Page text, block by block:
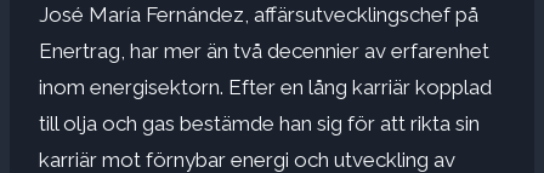
José María Fernández, affärsutvecklingschef på
Enertrag, har mer än två decennier av erfarenhet
inom energisektorn. Efter en lång karriär kopplad
till olja och gas bestämde han sig för att rikta sin
karriär mot förnybar energi och utveckling av